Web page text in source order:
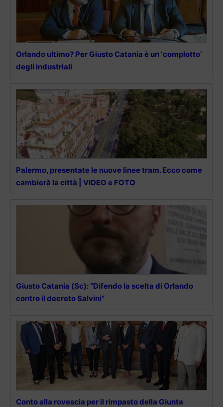
Orlando ultimo? Per Giusto Catania è un ‘complotto’
degli industriali
Palermo, presentate le nuove linee tram. Ecco come
cambierà la città | VIDEO e FOTO
Giusto Catania (Sc): “Difendo la scelta di Orlando
contro il decreto Salvini”
Conto alla rovescia per il rimpasto della Giunta